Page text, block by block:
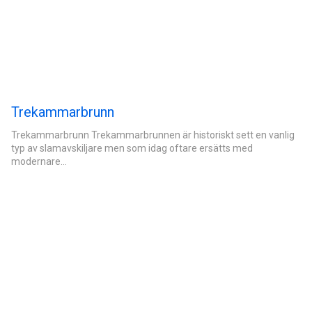
Trekammarbrunn
Trekammarbrunn Trekammarbrunnen är historiskt sett en vanlig
typ av slamavskiljare men som idag oftare ersätts med
modernare…